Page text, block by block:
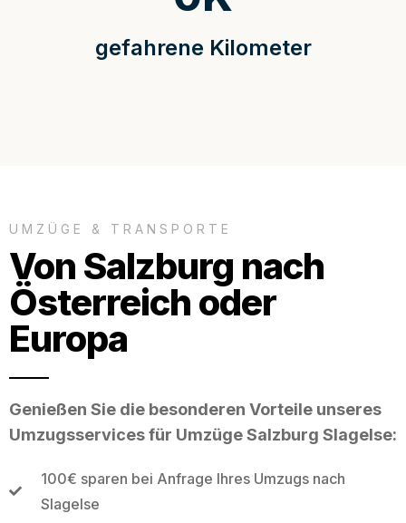
gefahrene Kilometer
UMZÜGE & TRANSPORTE
Von Salzburg nach
Österreich oder
Europa
Genießen Sie die besonderen Vorteile unseres
Umzugsservices für Umzüge Salzburg Slagelse:
100€ sparen bei Anfrage Ihres Umzugs nach
Slagelse